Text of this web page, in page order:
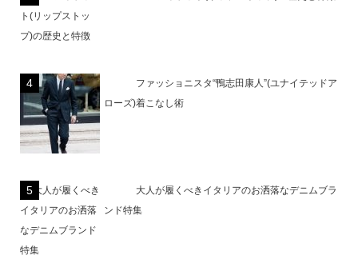
ファッショニスタ“鴨志田康人”(ユナイテッドア
ローズ)着こなし術
大人が履くべきイタリアのお洒落なデニムブラ
ンド特集